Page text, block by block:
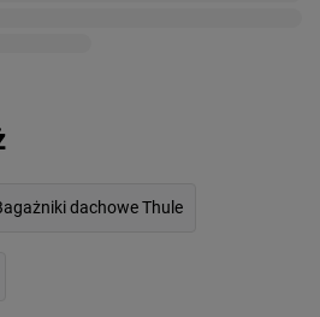
dachowe Thule